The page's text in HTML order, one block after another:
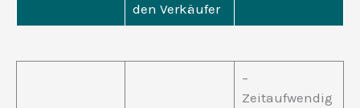
den Verkäufer
–
Zeitaufwendig